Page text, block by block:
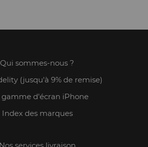
Qui sommes-nous ?
(jusqu'à 9% de remise)
gamme d'écran iPhone
Index des marques
Nos services livraison